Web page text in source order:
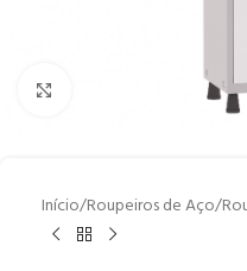
Início/Roupeiros de Aço/